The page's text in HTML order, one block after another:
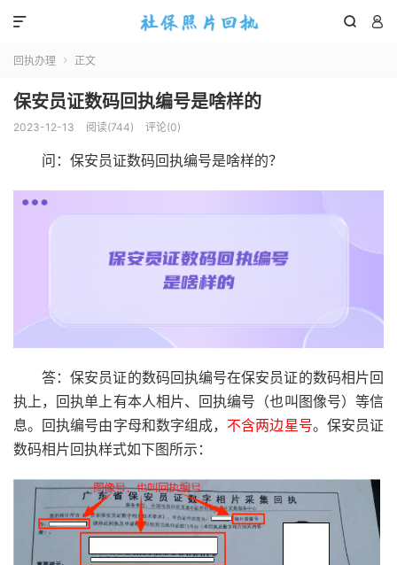
 

回执办理  正文
保安员证数码回执编号是啥样的
2023-12-13 阅读(744) 评论(0)
问：保安员证数码回执编号是啥样的？
答：保安员证的数码回执编号在保安员证的数码相片回
执上，回执单上有本人相片、回执编号（也叫图像号）等信
息。回执编号由字母和数字组成， 不含两边星号。保安员证
数码相片回执样式如下图所示：